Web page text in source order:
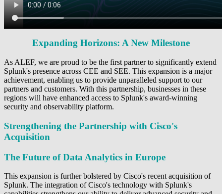
Expanding Horizons: A New Milestone
As ALEF, we are proud to be the first partner to significantly extend
Splunk's presence across CEE and SEE. This expansion is a major
achievement, enabling us to provide unparalleled support to our
partners and customers. With this partnership, businesses in these
regions will have enhanced access to Splunk's award-winning
security and observability platform.
Strengthening the Partnership with Cisco's
Acquisition
The Future of Data Analytics in Europe
This expansion is further bolstered by Cisco's recent acquisition of
Splunk. The integration of Cisco's technology with Splunk's